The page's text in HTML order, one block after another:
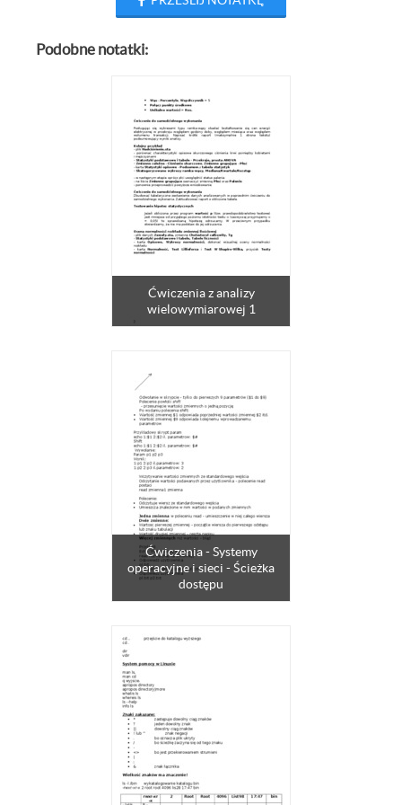
Podobne notatki:
Ćwiczenia z analizy
wielowymiarowej 1
Ćwiczenia - Systemy
operacyjne i sieci - Ścieżka
dostępu